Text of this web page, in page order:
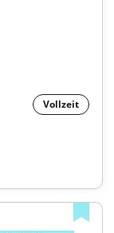
Vollzeit